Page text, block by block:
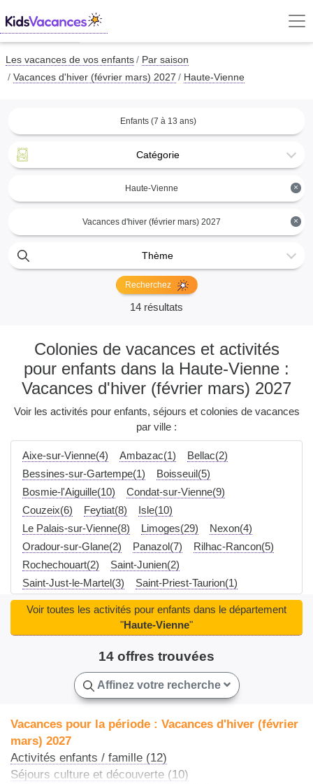
Les vacances de vos enfants
Par saison
Vacances d'hiver (février mars) 2027
Haute-Vienne
Enfants (7 à 13 ans)
Catégorie
×
Haute-Vienne
×
Vacances d'hiver (février mars) 2027
Thème
Recherchez
14 résultats
Colonies de vacances et activités
pour enfants dans la Haute-Vienne :
Vacances d'hiver (février mars) 2027
Voir les activités pour enfants, séjours et colonies de vacances
par ville :
Aixe-sur-Vienne(4) Ambazac(1)
Bellac(2)
Bessines-sur-Gartempe(1)
Boisseuil(5)
Bosmie-l'Aiguille(10)
Condat-sur-Vienne(9)
Couzeix(6)
Feytiat(8)
Isle(10)
Le Palais-sur-Vienne(8)
Limoges(29)
Nexon(4)
Oradour-sur-Glane(2)
Panazol(7)
Rilhac-Rancon(5)
Rochechouart(2)
Saint-Junien(2)
Saint-Just-le-Martel(3)
Saint-Priest-Taurion(1)
Saint-Yrieix-la-Perche(3)
Verneuil-sur-Vienne(8)
14 offres trouvées
Voir toutes les activités pour enfants dans le département
"Haute-Vienne"
Affinez votre recherche
Vacances pour la période : Vacances d'hiver (février
mars) 2027
Activités enfants / famille (12)
Séjours culture et découverte (10)